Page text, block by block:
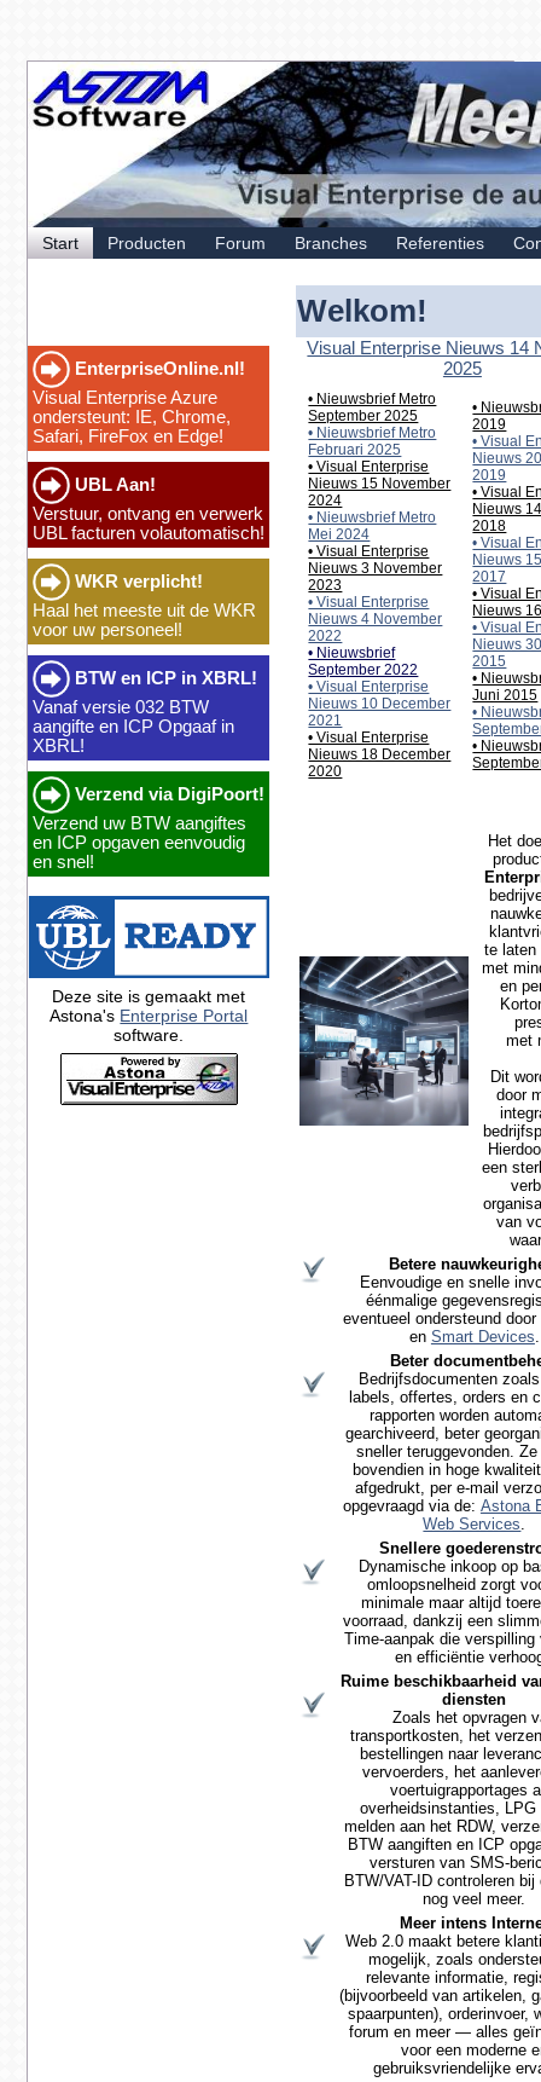
Start Producten Forum Branches Referenties
EnterpriseOnline.nl!
Visual Enterprise Azure
ondersteunt: IE, Chrome,
Safari, FireFox en Edge!
UBL Aan!
Verstuur, ontvang en verwerk
UBL facturen volautomatisch!
WKR verplicht!
Haal het meeste uit de WKR
voor uw personeel!
BTW en ICP in XBRL!
Vanaf versie 032 BTW
aangifte en ICP Opgaaf in
XBRL!
Verzend via DigiPoort!
Verzend uw BTW aangiftes
en ICP opgaven eenvoudig
en snel!
Deze site is gemaakt met
Astona's Enterprise Portal
software.
Welkom!
Visual Enterprise Nieuws 14
2025
• Nieuwsbrief Metro
September 2025
• Nieuwsbrief Metro
Februari 2025
• Visual Enterprise
Nieuws 15 November
2024
• Nieuwsbrief Metro
Mei 2024
• Visual Enterprise
Nieuws 3 November
2023
• Visual Enterprise
Nieuws 4 November
2022
• Nieuwsbrief
September 2022
• Visual Enterprise
Nieuws 10 December
2021
• Visual Enterprise
Nieuws 18 December
2020
•
2019
• Visual
Nieuws
2019
• Visual
Nieuws
2018
• Visual
Nieuws
2017
• Visual
Nieuws
• Visual
Nieuws
2015
•
Juni 2015
•
•
Het
te
met
en
met
Dit
door
een
van
Betere
Eenvoudige en snelle
éénmalige
eventueel ondersteund
en Smart Devices.
Beter
Bedrijfsdocumenten
labels, offertes, orders en
rapporten worden
gearchiveerd, beter
sneller teruggevonden.
bovendien in hoge
afgedrukt, per e-mail
opgevraagd via de: Astona
Web Services.
Snellere
Dynamische inkoop op
omloopsnelheid zorgt
minimale maar altijd
voorraad, dankzij een
Time-aanpak die verspilling
en efficiëntie
Ruime beschikbaarheid
diensten
Zoals het opvragen
transportkosten, het
bestellingen naar
vervoerders, het
voertuigrapportages
overheidsinstanties, LPG
melden aan het RDW,
BTW aangiften en ICP
versturen van SMS-
BTW/VAT-ID controleren bij
nog veel meer.
Meer intens
Web 2.0 maakt betere
mogelijk, zoals
relevante informatie,
(bijvoorbeeld van artikelen,
spaarpunten), orderinvoer,
forum en meer — alles
voor een moderne
gebruiksvriendelijke